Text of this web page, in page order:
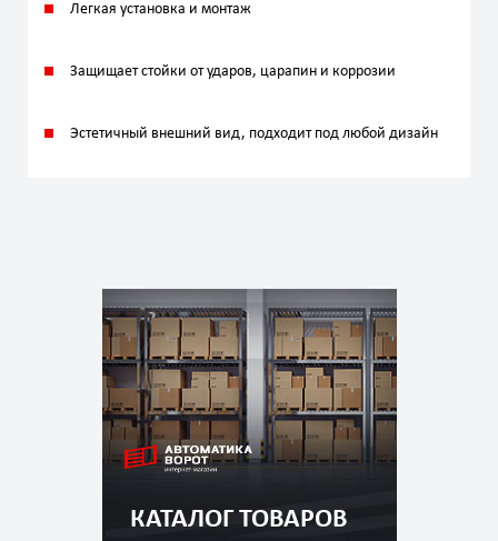
КАТАЛОГ ТОВАРОВ
Легкая установка и монтаж
Защищает стойки от ударов, царапин и коррозии
Эстетичный внешний вид, подходит под любой дизайн